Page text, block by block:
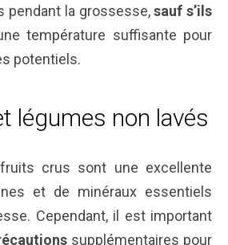
pendant la grossesse,sauf s’ils
température suffisante pour
potentiels.
légumes non lavés
crus sont une excellente
et de minéraux essentiels
Cependant, il est important
supplémentaires pour